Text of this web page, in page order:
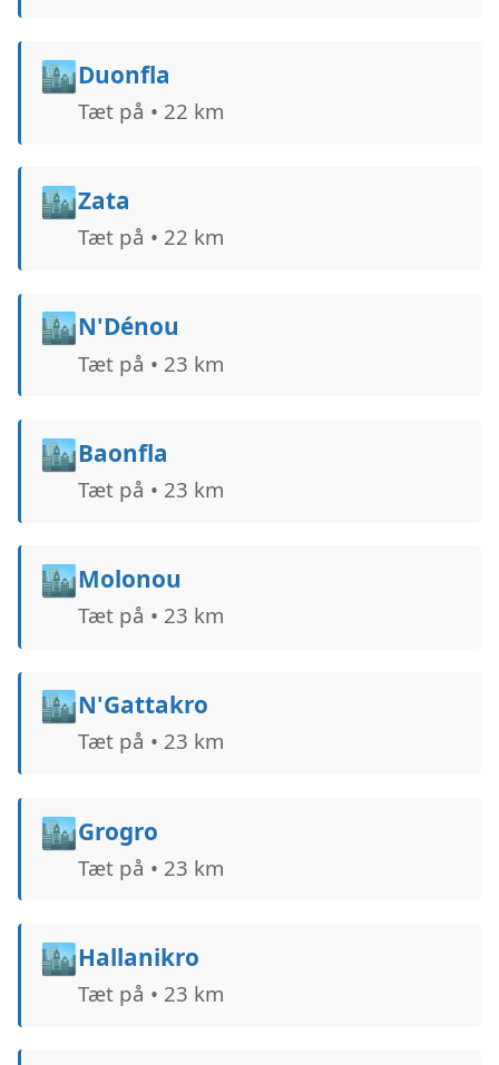
🏙️Duonfla
Tæt på • 22 km
🏙️Zata
Tæt på • 22 km
🏙️N'Dénou
Tæt på • 23 km
🏙️Baonfla
Tæt på • 23 km
🏙️Molonou
Tæt på • 23 km
🏙️N'Gattakro
Tæt på • 23 km
🏙️Grogro
Tæt på • 23 km
🏙️Hallanikro
Tæt på • 23 km